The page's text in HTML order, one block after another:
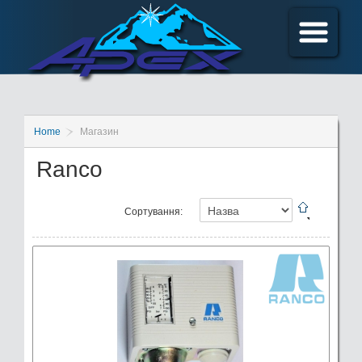
Home Магазин
Ranco
Сортування: